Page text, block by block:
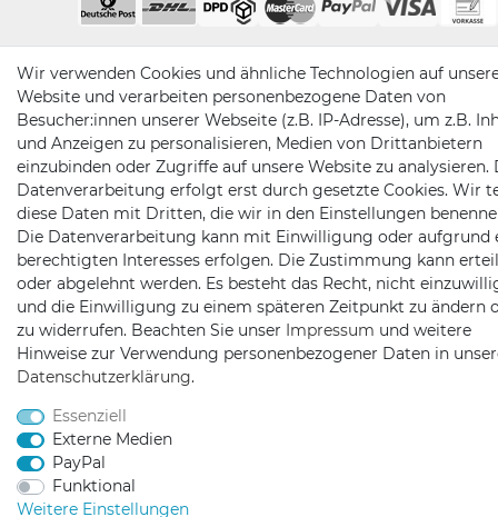
Wir verwenden Cookies und ähnliche Technologien auf
Website und verarbeiten personenbezogene Daten von
Besucher:innen unserer Webseite (z.B. IP-Adresse), um z.B.
und Anzeigen zu personalisieren, Medien von Drittanbietern
einzubinden oder Zugriffe auf unsere Website zu analysieren.
Datenverarbeitung erfolgt erst durch gesetzte Cookies. Wir
diese Daten mit Dritten, die wir in den Einstellungen
Die Datenverarbeitung kann mit Einwilligung oder aufgrund
berechtigten Interesses erfolgen. Die Zustimmung kann
oder abgelehnt werden. Es besteht das Recht, nicht
und die Einwilligung zu einem späteren Zeitpunkt zu ändern
zu widerrufen. Beachten Sie unser Impressum und weitere
Hinweise zur Verwendung personenbezogener Daten in
Daten­schutz­erklärung.
Essenziell
Externe Medien
PayPal
Funktional
Weitere Einstellungen